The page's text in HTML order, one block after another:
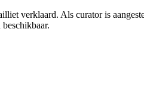
verklaard. Als curator is